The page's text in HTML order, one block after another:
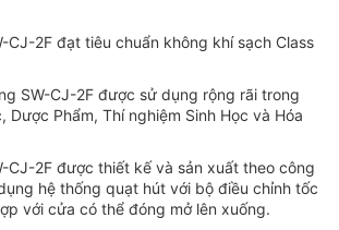
CJ-2F đạt tiêu chuẩn không khí sạch Class
SW-CJ-2F được sử dụng rộng rãi trong
Dược Phẩm, Thí nghiệm Sinh Học và Hóa
CJ-2F được thiết kế và sản xuất theo công
hệ thống quạt hút với bộ điều chỉnh tốc
với cửa có thể đóng mở lên xuống.